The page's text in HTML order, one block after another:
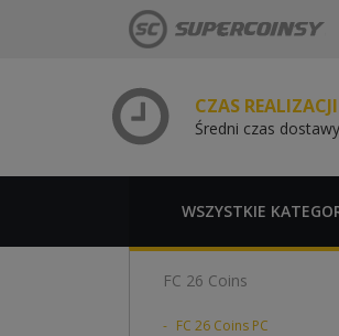
CZAS
Średni czas dostawy
WSZYSTKIE
FC 26 Coins
FC 26 Coins PC